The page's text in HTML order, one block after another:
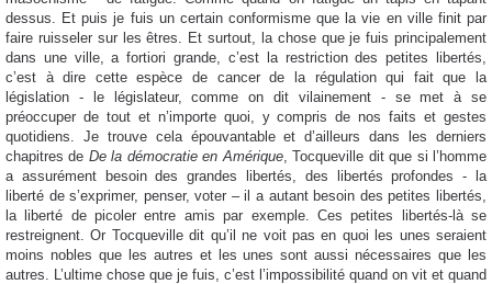
dessus. Et puis je fuis un certain conformisme que la vie en ville finit par
faire ruisseler sur les êtres. Et surtout, la chose que je fuis principalement
dans une ville, a fortiori grande, c’est la restriction des petites libertés,
c’est à dire cette espèce de cancer de la régulation qui fait que la
législation - le législateur, comme on dit vilainement - se met à se
préoccuper de tout et n’importe quoi, y compris de nos faits et gestes
quotidiens. Je trouve cela épouvantable et d’ailleurs dans les derniers
chapitres de De la démocratie en Amérique, Tocqueville dit que si l’homme
a assurément besoin des grandes libertés, des libertés profondes - la
liberté de s’exprimer, penser, voter – il a autant besoin des petites libertés,
la liberté de picoler entre amis par exemple. Ces petites libertés-là se
restreignent. Or Tocqueville dit qu’il ne voit pas en quoi les unes seraient
moins nobles que les autres et les unes sont aussi nécessaires que les
autres. L’ultime chose que je fuis, c’est l’impossibilité quand on vit et quand